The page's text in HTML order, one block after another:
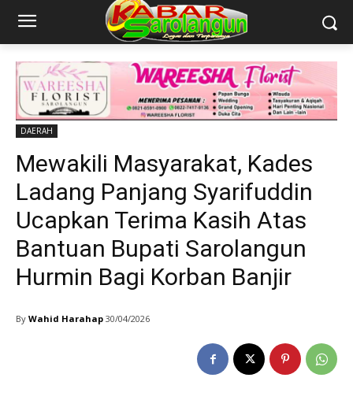
DAERAH
Mewakili Masyarakat, Kades
Ladang Panjang Syarifuddin
Ucapkan Terima Kasih Atas
Bantuan Bupati Sarolangun
Hurmin Bagi Korban Banjir
By Wahid Harahap 30/04/2026